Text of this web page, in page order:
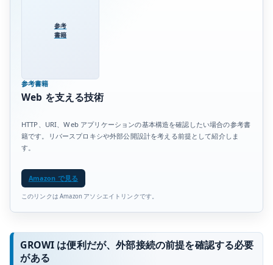
参考
書籍
参考書籍
Web を支える技術
HTTP、URI、Web アプリケーションの基本構造を確認したい場合の参考書
籍です。リバースプロキシや外部公開設計を考える前提として紹介しま
す。
Amazon で見る
このリンクは Amazon アソシエイトリンクです。
GROWI は便利だが、外部接続の前提を確認する必要
がある